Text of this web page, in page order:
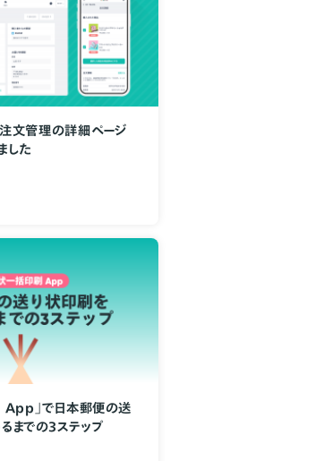
文管理の詳細ページ
した
App」で日本郵便の送
までの3ステップ